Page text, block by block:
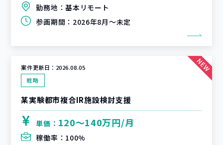
勤務地：基本リモート
参画期間： 2026年8月～未定
案件更新日： 2026.08.05
戦略
某実験都市複合IR施設検討支援
単価： 120〜140万円/月
稼働率： 100%